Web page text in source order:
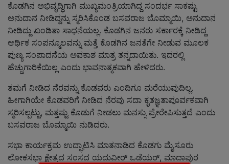
ಕೊಡಗಿನ ಅಭಿವೃದ್ಧಿಗಾಗಿ ಮುಖ್ಯಮಂತ್ರಿಯಾಗಿದ್ದ ಸಂದರ್ಭ ಸಾಕಷ್ಟು
ಅನುದಾನ ನೀಡಿದ್ದನ್ನು ಸ್ಮರಿಸಿಕೊಂಡ ಬಸವರಾಜ ಬೊಮ್ಮಾಯಿ, ಅನುದಾನ
ನೀಡಿದ್ದು ಖಂಡಿತಾ ಸಾಧನೆಯಲ್ಲ. ಕೊಡಗಿನ ಜನರು ಸರ್ಕಾರಕ್ಕೆ ನೀಡಿದ್ದ
ಆರ್ಥಿಕ ಸಂಪನ್ಮೂಲವನ್ನು ಮತ್ತೆ ಕೊಡಗಿನ ಜನತೆಗೇ ನೀಡುವ ಮೂಲಕ
ಪುಣ್ಯ ಸಂಪಾದನೆಯ ಅವಕಾಶ ಮಾತ್ರ ತನ್ನದಾಯಿತು. ಇದರಲ್ಲಿ
ಹೆಚ್ಚುಗಾರಿಕೆಯಿಲ್ಲ ಎಂದು ಭಾವನಾತ್ಮಕವಾಗಿ ಹೇಳಿದರು.
ತಮಗೆ ನೀಡಿದ ನೆರವನ್ನು ಕೊಡವರು ಎಂದಿಗೂ ಮರೆಯುವುದಿಲ್ಲ.
ಹೀಗಾಗಿಯೇ ಕೊಡವರಿಗೆ ನೀಡಿದ ನೆರವು ಸದಾ ಕೃತಜ್ಞತಾಪೂರ್ವಕವಾಗಿ
ಸ್ಮರಿಸಲ್ಪಟ್ಟು, ಮತ್ತಷ್ಟು ಕೊಡುಗೆ ನೀಡಲು ಮನಸ್ಸು ಪ್ರೇರೇಪಿಸುತ್ತದೆ ಎಂದು
ಬಸವರಾಜ ಬೊಮ್ಮಾಯಿ ನುಡಿದರು.
ಸಭಾ ಕಾರ್ಯಕ್ರಮ ಉದ್ಘಾಟಿಸಿ ಮಾತನಾಡಿದ ಕೊಡಗು ಮೈಸೂರು
ಲೋಕಸಭಾ ಕ್ಷೇತ್ರದ ಸಂಸದ ಯದುವೀರ್ ಒಡೆಯರ್, ಮಾದಾಪುರ